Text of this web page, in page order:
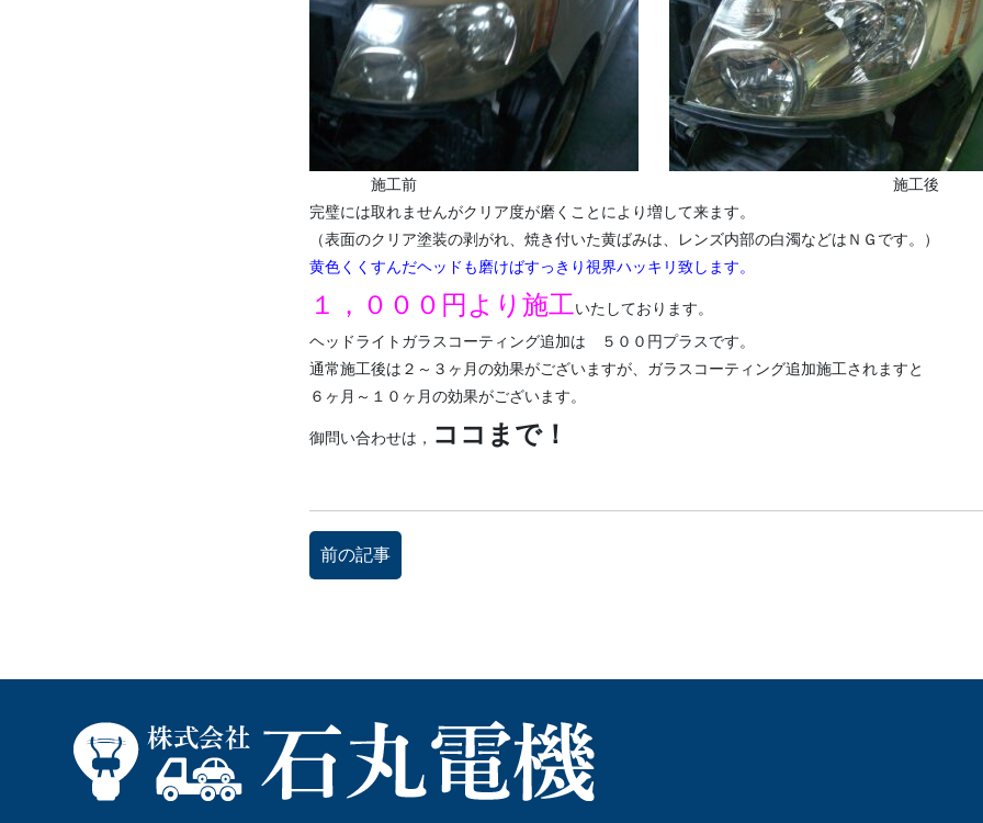
施工前 施工後
完璧には取れませんがクリア度が磨くことにより増して来ます。
（表面のクリア塗装の剥がれ、焼き付いた黄ばみは、レンズ内部の白濁などはＮＧです。）
黄色くくすんだヘッドも磨けばすっきり視界ハッキリ致します。
１，０００円より施工いたしております。
ヘッドライトガラスコーティング追加は ５００円プラスです。
通常施工後は２～３ヶ月の効果がございますが、ガラスコーティング追加施工されますと
６ヶ月～１０ヶ月の効果がございます。
御問い合わせは， ココまで！
前
後
の
へ
リ
ン
前の記事